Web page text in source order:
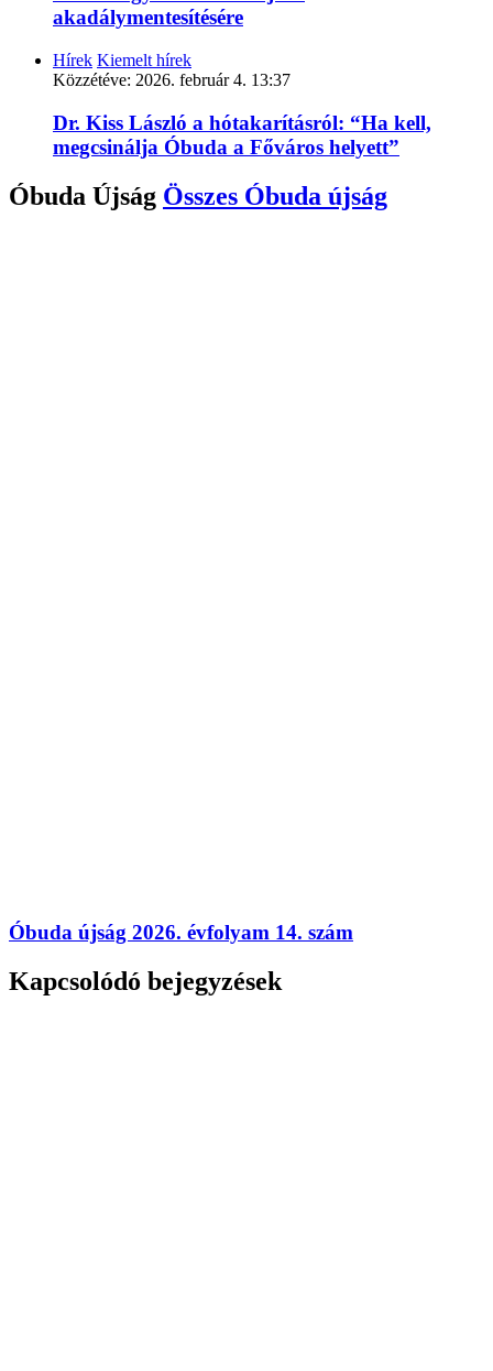
akadálymentesítésére
Hírek Kiemelt hírek
Közzétéve: 2026. február 4. 13:37
Dr. Kiss László a hótakarításról: “Ha kell,
megcsinálja Óbuda a Főváros helyett”
Óbuda Újság Összes Óbuda újság
Óbuda újság 2026. évfolyam 14. szám
Kapcsolódó bejegyzések